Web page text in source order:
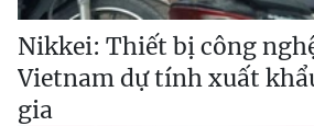
Nikkei: Thiết bị công
Vietnam dự tính xuất
gia